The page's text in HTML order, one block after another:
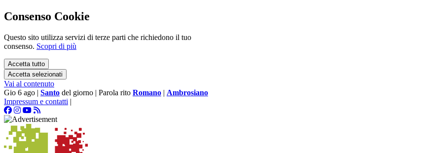
Consenso Cookie
Questo sito utilizza servizi di terze parti che richiedono il tuo
consenso. Scopri di più
Accetta tutto
Accetta selezionati
Vai al contenuto
Gio 6 ago | Santo del giorno | Parola rito Romano | Ambrosiano
Impressum e contatti |